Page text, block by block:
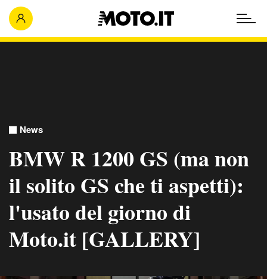
News
BMW R 1200 GS (ma non
il solito GS che ti aspetti):
l'usato del giorno di
Moto.it [GALLERY]